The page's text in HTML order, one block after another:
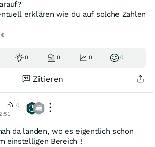
erklären wie du auf solche Zahlen
€
0 0 0 0
Zitieren
0
da landen, wo es eigentlich schon
einstelligen Bereich !